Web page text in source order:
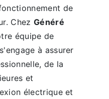
de
Chez Généré
équipe de
à assurer
de la
et
électrique et